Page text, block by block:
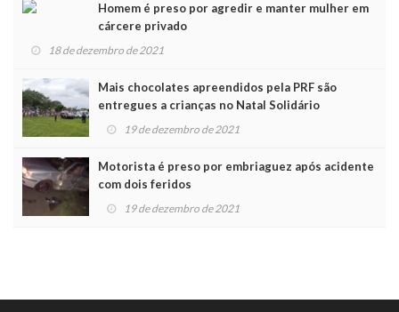
Homem é preso por agredir e manter mulher em
cárcere privado
18 de dezembro de 2021
Mais chocolates apreendidos pela PRF são
entregues a crianças no Natal Solidário
19 de dezembro de 2021
Motorista é preso por embriaguez após acidente
com dois feridos
19 de dezembro de 2021